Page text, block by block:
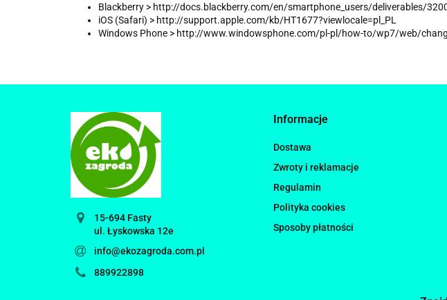
Blackberry > http://docs.blackberry.com/en/smartphone_users/deliverables/
iOS (Safari) > http://support.apple.com/kb/HT1677?viewlocale=pl_PL
Windows Phone > http://www.windowsphone.com/pl-pl/how-to/wp7/web/
15-694 Fasty
ul. Łyskowska 12e
info@ekozagroda.com.pl
889922898
Informacje
Dostawa
Zwroty i reklamacje
Regulamin
Polityka cookies
Sposoby płatności